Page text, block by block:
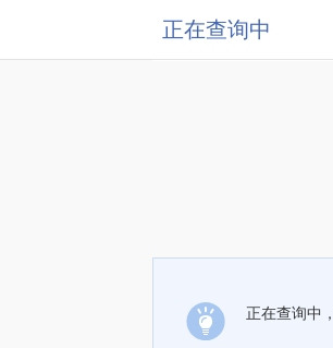
正在查询中
正在查询中